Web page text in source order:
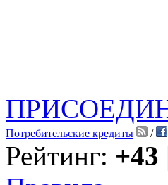
Потребительские кредиты /
Рейтинг: +43